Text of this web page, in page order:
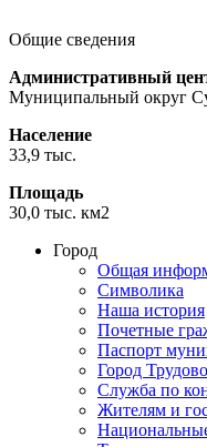
Общие сведения
Административный
Муниципальный округ
Население
33,9 тыс.
Площадь
30,0 тыс. км2
Город
Общая
Символика
Наша история
Почетные
Паспорт
Город
Служба по
Жителям и